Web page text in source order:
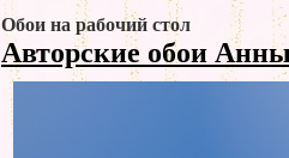
Обои на рабочий стол
Авторские обои